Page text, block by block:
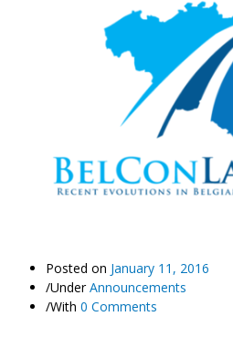
Posted on January 11, 2016
/UnderAnnouncements
/With 0 Comments